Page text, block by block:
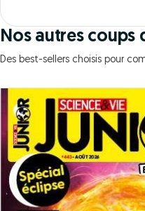
Nos autres
Des best-sellers choisis pour